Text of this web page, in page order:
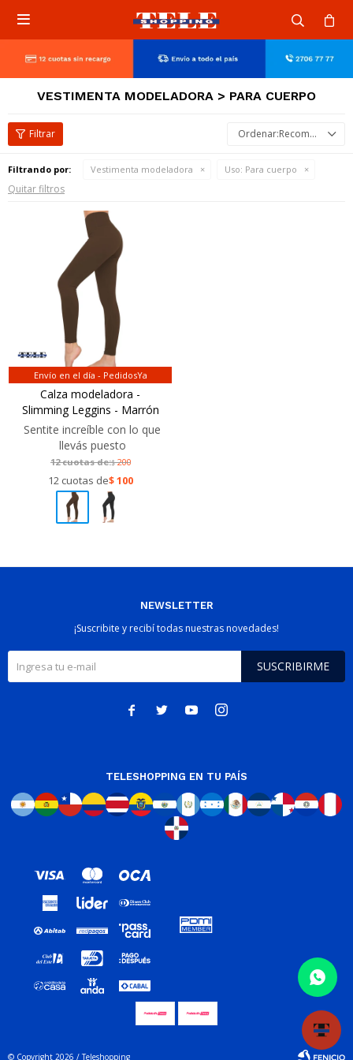

VESTIMENTA MODELADORA > PARA CUERPO
Recomendados
Filtrando por: Vestimenta modeladora Uso: Para cuerpo
Quitar filtros
Envío en el día - PedidosYa
Calza modeladora -
Slimming Leggins - Marrón
Sentite increíble con lo que
llevás puesto
12 cuotas de:$200
12 cuotas de$100
NEWSLETTER
¡Suscribite y recibí todas nuestras novedades!
SUSCRIBIRME
   
TELESHOPPING EN TU PAÍS
© Copyright 2026 / Teleshopping